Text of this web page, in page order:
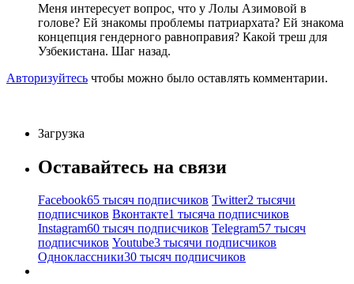
Меня интересует вопрос, что у Лолы Азимовой в
голове? Ей знакомы проблемы патриархата? Ей знакома
концепция гендерного равноправия? Какой треш для
Узбекистана. Шаг назад.
Авторизуйтесь чтобы можно было оставлять комментарии.
Загрузка
Оставайтесь на связи
Facebook65 тысяч подписчиков Twitter2 тысячи
подписчиков Вконтакте1 тысяча подписчиков
Instagram60 тысяч подписчиков Telegram57 тысяч
подписчиков Youtube3 тысячи подписчиков
Одноклассники30 тысяч подписчиков